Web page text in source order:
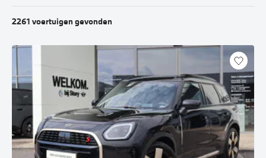
2261 voertuigen gevonden